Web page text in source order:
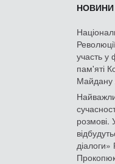
НОВИНИ
участь у
пам'яті
Майдану
розмові.
діалоги»